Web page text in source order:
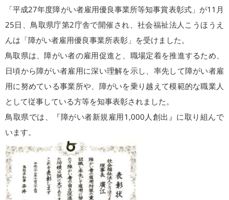
「平成27年度障がい者雇用優良事業所等知事賞表彰式」が11月
25日、鳥取県庁第2庁舎で開催され、社会福祉法人こうほうえ
んは「障がい者雇用優良事業所表彰」を受けました。
鳥取県は、障がい者の雇用促進と、職場定着を推進するため、
日頃から障がい者雇用に深い理解を示し、率先して障がい者雇
用に努めている事業所や、障がいを乗り越えて模範的な職業人
として従事している方等を知事表彰されました。
鳥取県では、『障がい者新規雇用1,000人創出』に取り組んで
います。